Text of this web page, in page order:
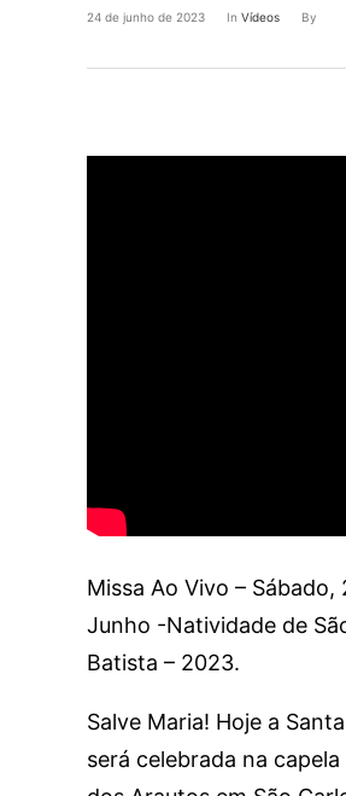
24 de junho de 2023 In Vídeos By
Missa Ao Vivo – Sábado,
Junho -Natividade de
Batista – 2023.
Salve Maria! Hoje a
será celebrada na capela